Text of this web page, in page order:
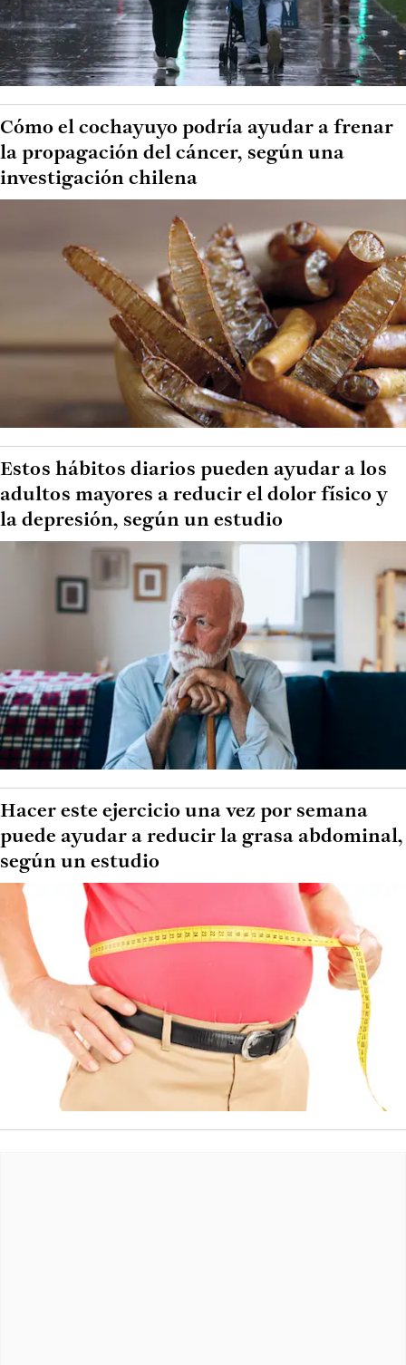
Cómo el cochayuyo podría ayudar a frenar
la propagación del cáncer, según una
investigación chilena
Estos hábitos diarios pueden ayudar a los
adultos mayores a reducir el dolor físico y
la depresión, según un estudio
Hacer este ejercicio una vez por semana
puede ayudar a reducir la grasa abdominal,
según un estudio